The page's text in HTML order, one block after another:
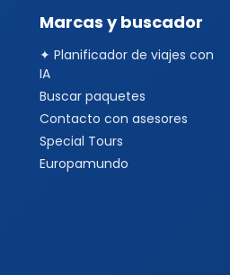
Marcas y buscador
✦ Planificador de viajes con
IA
Buscar paquetes
Contacto con asesores
Special Tours
Europamundo